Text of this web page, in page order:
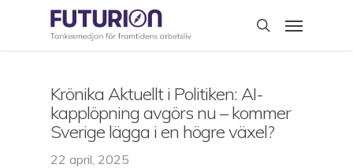
search
Menu
Krönika Aktuellt i Politiken: AI-
kapplöpning avgörs nu – kommer
Sverige lägga i en högre växel?
22 april, 2025